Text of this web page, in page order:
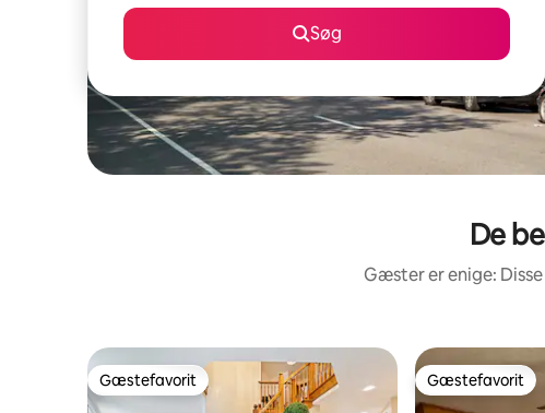
Søg
De
Gæster er enige:
Gæstefavorit
Gæstefavorit Gæstefavorit
Gæstefavorit